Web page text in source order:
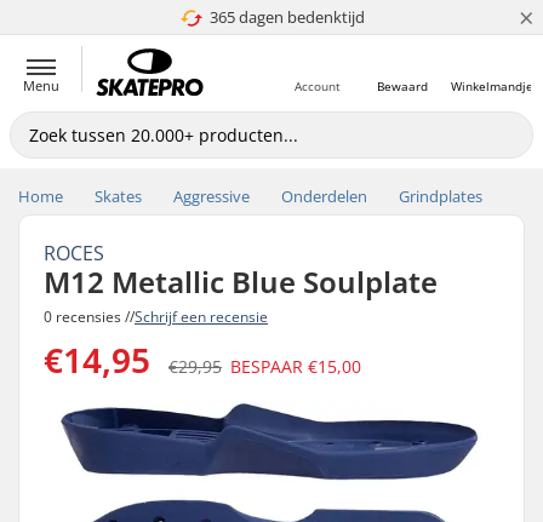
365 dagen bedenktijd
4.8 van 5 ×
Menu Winkelmandje
Bewaard
Account
Home Skates Aggressive Onderdelen Grindplates
ROCES
M12 Metallic Blue Soulplate
0 recensies //Schrijf een recensie
€14,95 €29,95 BESPAAR €15,00